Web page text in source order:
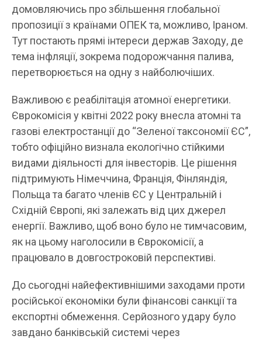
домовляючись про збільшення глобальної
пропозиції з країнами ОПЕК та, можливо, Іраном.
Тут постають прямі інтереси держав Заходу, де
тема інфляції, зокрема подорожчання палива,
перетворюється на одну з найболючіших.
Важливою є реабілітація атомної енергетики.
Єврокомісія у квітні 2022 року внесла атомні та
газові електростанції до “Зеленої таксономії ЄС”,
тобто офіційно визнала екологічно стійкими
видами діяльності для інвесторів. Це рішення
підтримують Німеччина, Франція, Фінляндія,
Польща та багато членів ЄС у Центральній і
Східній Європі, які залежать від цих джерел
енергії. Важливо, щоб воно було не тимчасовим,
як на цьому наголосили в Єврокомісії, а
працювало в довгостроковій перспективі.
До сьогодні найефективнішими заходами проти
російської економіки були фінансові санкції та
експортні обмеження. Серйозного удару було
завдано банківській системі через